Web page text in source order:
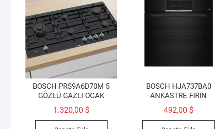
BOSCH PRS9A6D70M 5
GÖZLÜ GAZLI OCAK
1.320,00 $
BOSCH HJA737BA0
ANKASTRE FIRIN
492,00 $